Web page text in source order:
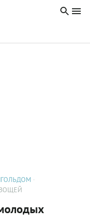
ОВОЩЕЙ